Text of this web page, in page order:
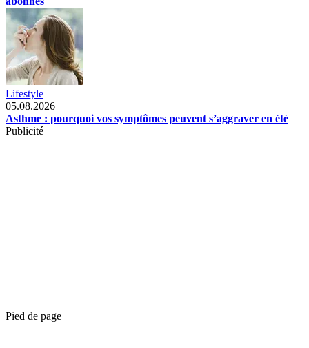
Lifestyle
05.08.2026
Asthme : pourquoi vos symptômes peuvent s’aggraver en été
Publicité
Pied de page